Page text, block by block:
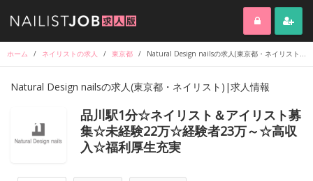
ホーム / ネイリストの求人 / 東京都 / Natural Design nailsの求人(東京都・ネイリスト)|求人情報
Natural Design nailsの求人(東京都・ネイリスト)|求人情報
品川駅1分☆ネイリスト＆アイリスト募
集☆未経験22万☆経験者23万～☆高収
入☆福利厚生充実